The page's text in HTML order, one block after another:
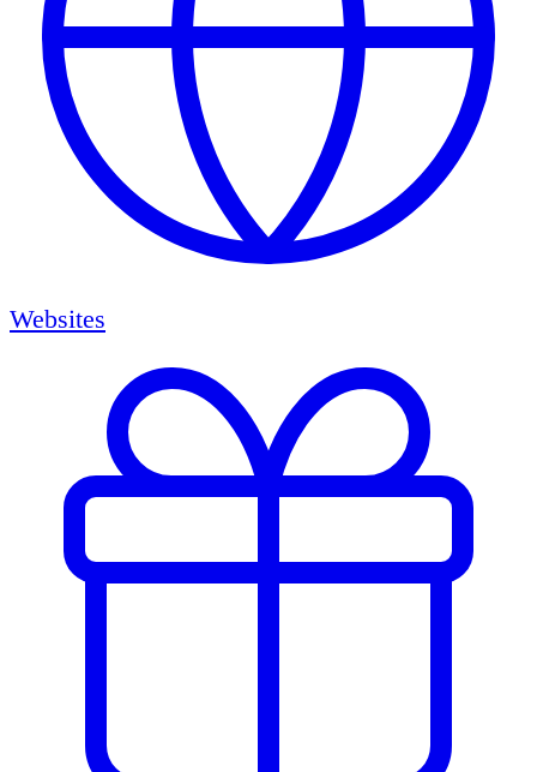
Websites